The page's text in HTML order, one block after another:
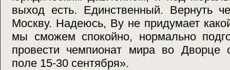
выход есть. Единственный. Вернуть
Москву. Надеюсь, Ву не придумает
мы сможем спокойно, нормально
провести чемпионат мира во Дворце
поле 15-30 сентября».